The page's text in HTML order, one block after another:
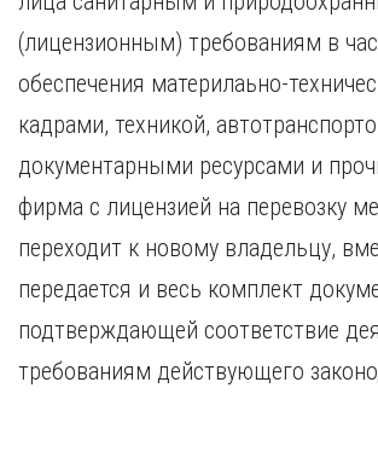
Нижний Тагил
Новокузнецк
(лицензионным) требованиям в
обеспечения материлаьно-
кадрами, техникой,
документарными ресурсами и
фирма с лицензией на перевозку
переходит к новому владельцу,
передается и весь комплект
подтверждающей соответствие
требованиям действующего